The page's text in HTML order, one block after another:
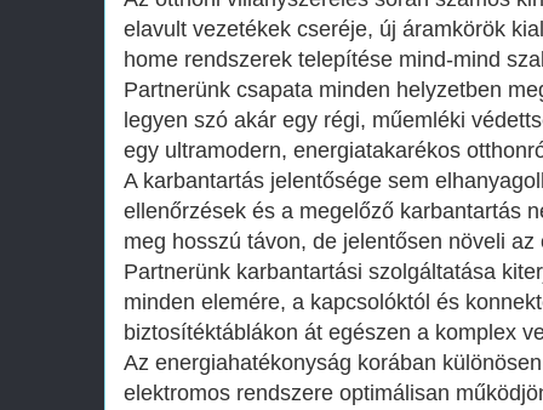
elavult vezetékek cseréje, új áramkörök
home rendszerek telepítése mind-mind
Partnerünk csapata minden helyzetben
legyen szó akár egy régi, műemléki
egy ultramodern, energiatakarékos
A karbantartás jelentősége sem
ellenőrzések és a megelőző karbantartás
meg hosszú távon, de jelentősen növeli
Partnerünk karbantartási szolgáltatása
minden elemére, a kapcsolóktól és
biztosítéktáblákon át egészen a komplex
Az energiahatékonyság korában
elektromos rendszere optimálisan